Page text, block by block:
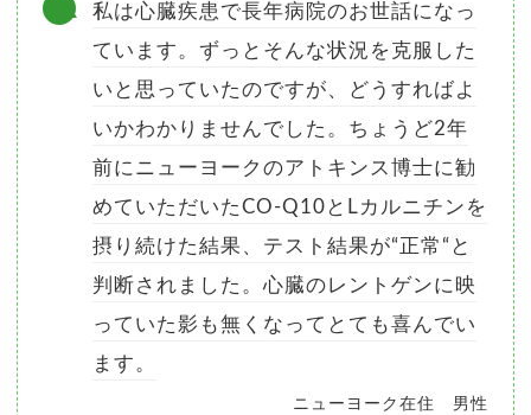
私は心臓疾患で長年病院のお世話になっ
ています。ずっとそんな状況を克服した
いと思っていたのですが、どうすればよ
いかわかりませんでした。ちょうど2年
前にニューヨークのアトキンス博士に勧
めていただいたCO-Q10とLカルニチンを
摂り続けた結果、テスト結果が“正常“と
判断されました。心臓のレントゲンに映
っていた影も無くなってとても喜んでい
ます。
ニューヨーク在住 男性